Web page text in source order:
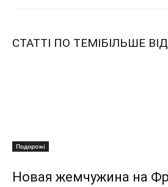
СТАТТІ ПО ТЕМІБІЛЬШЕ
Подорожі
Новая жемчужина на